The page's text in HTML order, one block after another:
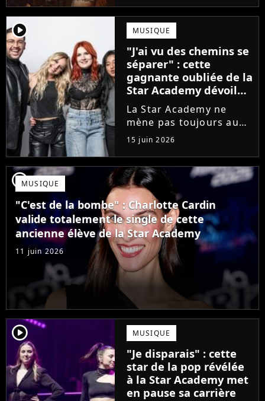
oubliée de l'émission
est aujourd'hui plus
écoutée en streaming
que Jenifer et Nolwenn
Leroy !
player2 MUSIQUE
"J'ai vu des chemins se
séparer" : cette
gagnante oubliée de la
Star Academy dévoile
l'envers du décor du
métier
La Star Academy ne
mène pas toujours au
succès. Après l'échec de
son premier album,
Anisha Jo, gagnante de
la Star Academy 2022, a
vu beaucoup de portes
se fermer. Sur
Instagram, elle...
15 juin 2026
player2MUSIQUE
"C'est de la bombe" : Charlotte Cardin
valide totalement le single de cette
ancienne élève de la Star Academy
11 juin 2026
player2 MUSIQUE
"Je disparais" : cette
star de la pop révélée
à la Star Academy met
en pause sa carrière